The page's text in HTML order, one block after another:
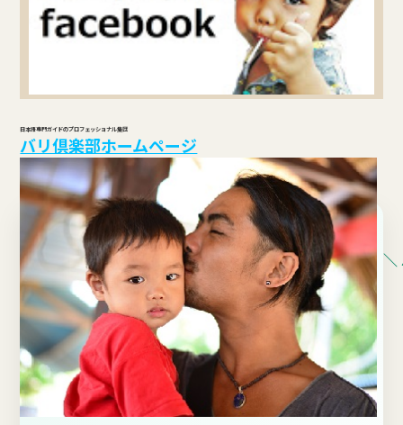
日本語専門ガイドのプロフェッショナル集団
バリ倶楽部ホームページ
＼